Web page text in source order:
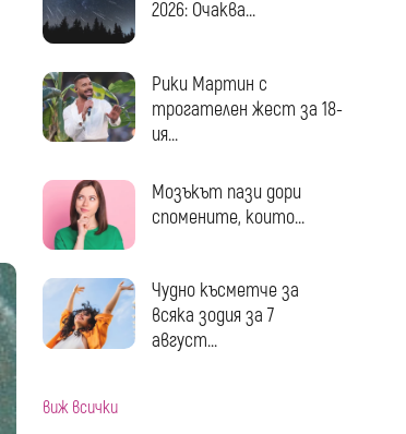
2026: Очаква...
Рики Мартин с
трогателен жест за 18-
ия...
Мозъкът пази дори
спомените, които...
Чудно късметче за
всяка зодия за 7
август...
виж всички